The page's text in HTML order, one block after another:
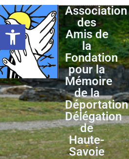
Ouvrir la barre d’outils
Association
des
Amis de
la
Fondation
pour la
Mémoire
de la
Déportation
Délégation
de
Haute-
Savoie